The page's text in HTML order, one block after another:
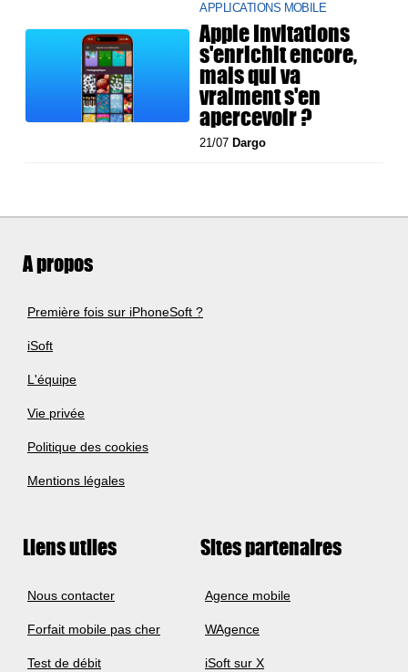
APPLICATIONS MOBILE
Apple Invitations
s'enrichit encore,
mais qui va
vraiment s'en
apercevoir ?
21/07 Dargo
A propos
Première fois sur iPhoneSoft ?
iSoft
L'équipe
Vie privée
Politique des cookies
Mentions légales
Liens utiles
Nous contacter
Forfait mobile pas cher
Test de débit
Sites partenaires
Agence mobile
WAgence
iSoft sur X